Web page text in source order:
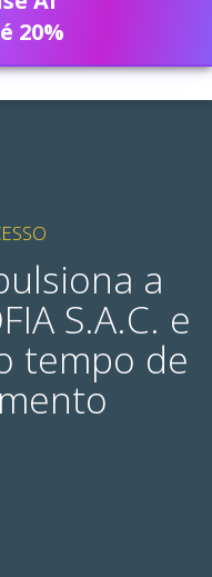
a
S.A.C. e
tempo de
20%